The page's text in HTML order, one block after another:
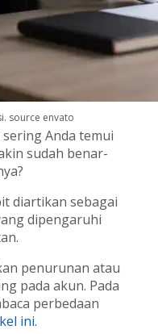
source envato
Anda temui
sudah benar-
diartikan sebagai
dipengaruhi
penurunan atau
pada akun. Pada
perbedaan
ini.